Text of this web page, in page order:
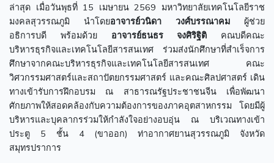
ล่าสุด เมื่อวันพุธที่ 15 เมษายน 2569 มหาวิทยาลัยเทคโนโลยีราช
มงคลสุวรรณภูมิ นำโดยอาจารย์วนิดา วงศ์บรรณาคม ผู้ช่วย
อธิการบดี พร้อมด้วย อาจารย์ธนธร จงศิริฐิติ คณบดีคณะ
บริหารธุรกิจและเทคโนโลยีสารสนเทศ ร่วมส่งนักศึกษาที่สำเร็จการ
ศึกษาจากคณะบริหารธุรกิจและเทคโนโลยีสารสนเทศ คณะ
วิศวกรรมศาสตร์และสถาปัตยกรรมศาสตร์ และคณะศิลปศาสตร์ เดิน
ทางเข้ารับการฝึกอบรม ณ สาธารณรัฐประชาชนจีน เพื่อพัฒนา
ศักยภาพให้สอดคล้องกับความต้องการของภาคอุตสาหกรรม โดยมีผู้
บริหารและบุคลากรร่วมให้กำลังใจอย่างอบอุ่น ณ บริเวณทางเข้า
ประตู 5 ชั้น 4 (ขาออก) ท่าอากาศยานสุวรรณภูมิ จังหวัด
สมุทรปราการ